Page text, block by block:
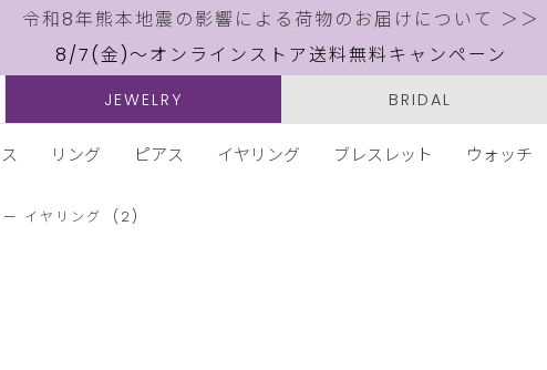
令和8年熊本地震の影響による荷物のお届けについて ＞＞
8/7(金)～オンラインストア送料無料キャンペーン
JEWELRY BRIDAL
リング ピアス イヤリング ブレスレット ウォッチ
イヤリング (2)